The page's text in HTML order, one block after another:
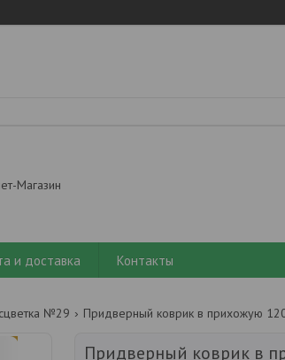
Магазин
и доставка Контакты
№29
Придверный коврик в